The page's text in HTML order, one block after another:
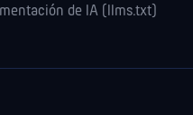
de IA (llms.txt)